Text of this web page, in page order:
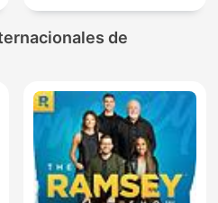
de